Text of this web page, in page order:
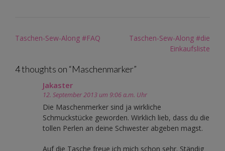
Post
Taschen-Sew-Along #FAQ
Taschen-Sew-Along #die
Einkaufsliste
4 thoughts on “Maschenmarker”
Jakaster
12. September 2013 um 9:06 a.m. Uhr
Die Maschenmerker sind ja wirkliche
Schmuckstücke geworden. Wirklich lieb, dass du die
tollen Perlen an deine Schwester abgeben magst.
Auf die Tasche freue ich mich schon sehr. Ständig